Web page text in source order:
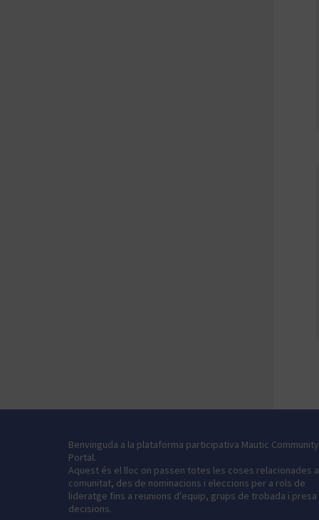
Benvinguda a la plataforma participativa Mautic Community
Portal.
Aquest és el lloc on passen totes les coses relacionades
comunitat, des de nominacions i eleccions per a rols de
lideratge fins a reunions d'equip, grups de trobada i presa
decisions.